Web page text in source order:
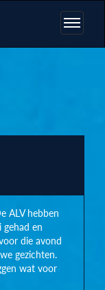
ALV hebben
en
die avond
gezichten.
wat voor